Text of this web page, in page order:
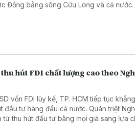
Đồng bằng sông Cửu Long và cả nước.
hút FDI chất lượng cao theo
vốn FDI lũy kế, TP. HCM tiếp tục
đầu tư hàng đầu cả nước. Quán triệt
từ thu hút đầu tư bằng mọi giá sang lựa